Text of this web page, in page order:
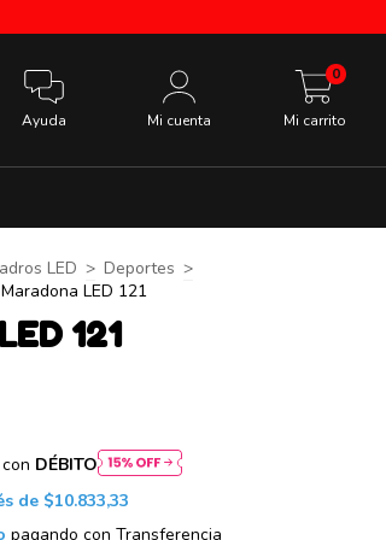
Ayuda Mi cuenta Mi carrito
0
LED > Deportes >
Maradona LED 121
121
DÉBITO
de $10.833,33
pagando con Transferencia